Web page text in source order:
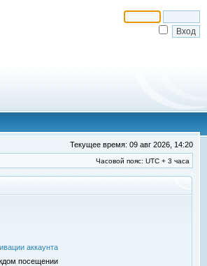
Текущее время: 09 авг 2026, 14:20
Часовой пояс: UTC + 3 часа
аккаунта
посещении